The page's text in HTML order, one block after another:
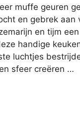
muffe geuren
en gebrek aan
en tijm
handige
luchtjes
sfeer creëren …